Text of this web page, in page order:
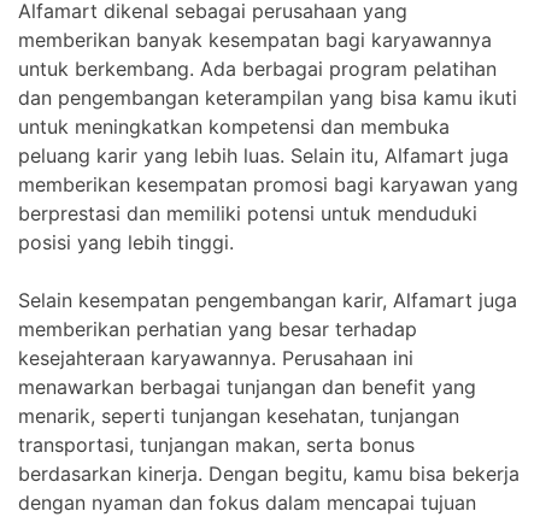
Alfamart dikenal sebagai perusahaan yang
memberikan banyak kesempatan bagi karyawannya
untuk berkembang. Ada berbagai program pelatihan
dan pengembangan keterampilan yang bisa kamu ikuti
untuk meningkatkan kompetensi dan membuka
peluang karir yang lebih luas. Selain itu, Alfamart juga
memberikan kesempatan promosi bagi karyawan yang
berprestasi dan memiliki potensi untuk menduduki
posisi yang lebih tinggi.
Selain kesempatan pengembangan karir, Alfamart juga
memberikan perhatian yang besar terhadap
kesejahteraan karyawannya. Perusahaan ini
menawarkan berbagai tunjangan dan benefit yang
menarik, seperti tunjangan kesehatan, tunjangan
transportasi, tunjangan makan, serta bonus
berdasarkan kinerja. Dengan begitu, kamu bisa bekerja
dengan nyaman dan fokus dalam mencapai tujuan